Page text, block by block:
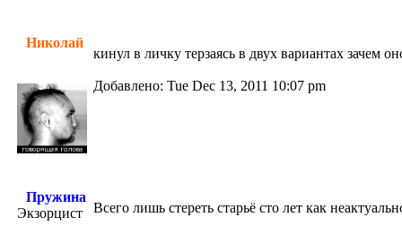
Николай
кинул в личку терзаясь в двух вариантах зачем
Добавлено: Tue Dec 13, 2011 10:07 pm
Пружина
Экзорцист
Всего лишь стереть старьё сто лет как